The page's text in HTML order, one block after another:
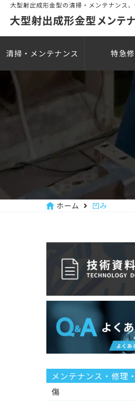
大型射出成形金型の清掃・メンテナンス
清掃・ メンテナンス 特急
ホーム 凹み
メンテナンス・修理
傷